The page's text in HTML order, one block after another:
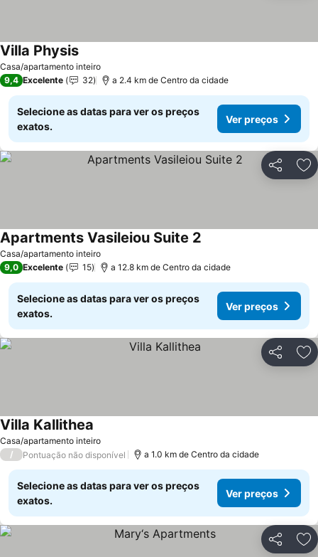
Casa/apartamento inteiro
Villa Physis
9,4 Excelente 32 a 2.4 km de Centro da cidade
Selecione as datas para ver os preços
exatos.
Ver preços
Partilhar
Casa/apartamento inteiro
Apartments Vasileiou Suite 2
9,0 Excelente 15 a 12.8 km de Centro da cidade
Selecione as datas para ver os preços
exatos.
Ver preços
Partilhar
Casa/apartamento inteiro
Villa Kallithea
/ Pontuação não disponível a 1.0 km de Centro da cidade
Selecione as datas para ver os preços
exatos.
Ver preços
Partilhar